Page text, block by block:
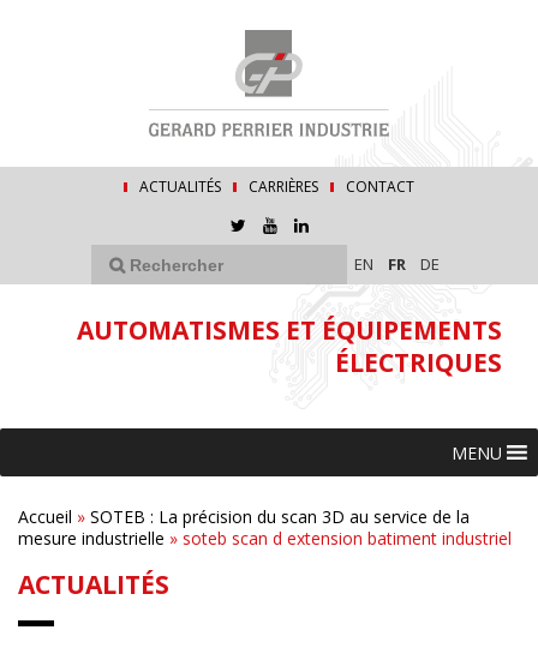
ACTUALITÉS CARRIÈRES CONTACT
EN FR DE
AUTOMATISMES ET ÉQUIPEMENTS
ÉLECTRIQUES
MENU
Accueil » SOTEB : La précision du scan 3D au service de la
mesure industrielle » soteb scan d extension batiment industriel
ACTUALITÉS